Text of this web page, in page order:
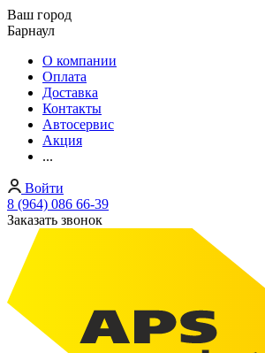
Ваш город
Барнаул
О компании
Оплата
Доставка
Контакты
Автосервис
Акция
...
Войти
8 (964) 086 66-39
Заказать звонок